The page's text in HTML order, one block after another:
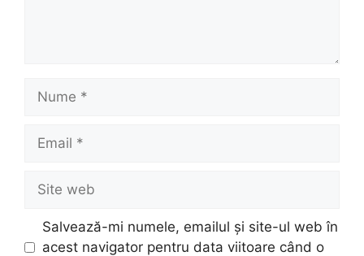
Nume
Email
Site
web
Salvează-mi numele, emailul și site-ul web în
acest navigator pentru data viitoare când o